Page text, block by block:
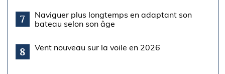
7
Naviguer plus longtemps en adaptant son
bateau selon son âge
8 Vent nouveau sur la voile en 2026